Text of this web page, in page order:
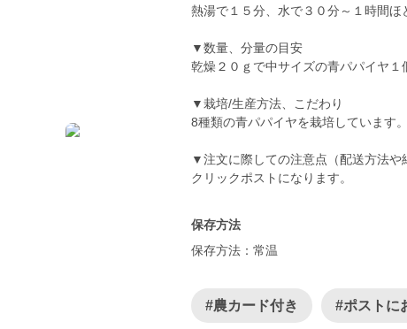
熱湯で１５分、水で３０分～１時間
▼数量、分量の目安
乾燥２０ｇで中サイズの青パパイヤ１
▼栽培/生産方法、こだわり
8種類の青パパイヤを栽培しています
▼注文に際しての注意点（配送方法や
クリックポストになります。
保存方法
保存方法：常温
#農カード付き #ポストに